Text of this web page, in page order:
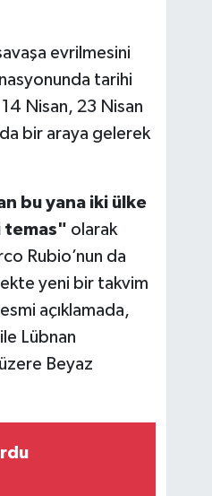
evrilmesini
tarihi
Nisan, 23 Nisan
bir araya gelerek
bu yana iki ülke
temas" olarak
Rubio’nun da
yeni bir takvim
açıklamada,
Lübnan
Beyaz